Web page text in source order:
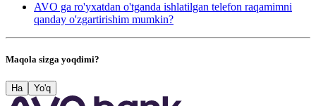
AVO ga ro'yxatdan o'tganda ishlatilgan telefon raqamimni
qanday o'zgartirishim mumkin?
Maqola sizga yoqdimi?
Ha Yo'q